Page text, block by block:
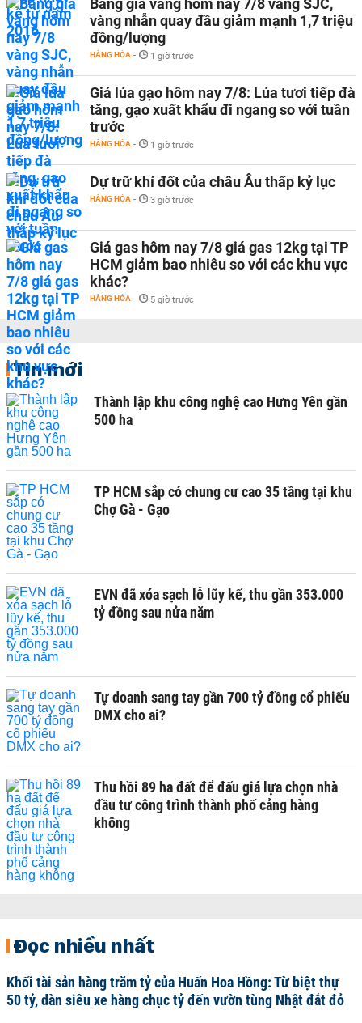
Bảng giá vàng hôm nay 7/8 vàng SJC,
vàng nhẫn quay đầu giảm mạnh 1,7 triệu
đồng/lượng
HÀNG HÓA - 1 giờ trước
Giá lúa gạo hôm nay 7/8: Lúa tươi tiếp đà
tăng, gạo xuất khẩu đi ngang so với tuần
trước
HÀNG HÓA - 1 giờ trước
Dự trữ khí đốt của châu Âu thấp kỷ lục
HÀNG HÓA - 3 giờ trước
Giá gas hôm nay 7/8 giá gas 12kg tại TP
HCM giảm bao nhiêu so với các khu vực
khác?
HÀNG HÓA - 5 giờ trước
Tin mới
Thành lập khu công nghệ cao Hưng Yên gần
500 ha
TP HCM sắp có chung cư cao 35 tầng tại khu
Chợ Gà - Gạo
EVN đã xóa sạch lỗ lũy kế, thu gần 353.000
tỷ đồng sau nửa năm
Tự doanh sang tay gần 700 tỷ đồng cổ phiếu
DMX cho ai?
Thu hồi 89 ha đất để đấu giá lựa chọn nhà
đầu tư công trình thành phố cảng hàng
không
Đọc nhiều nhất
Khối tài sản hàng trăm tỷ của Huấn Hoa Hồng: Từ biệt thự
50 tỷ, dàn siêu xe hàng chục tỷ đến vườn tùng Nhật đắt đỏ